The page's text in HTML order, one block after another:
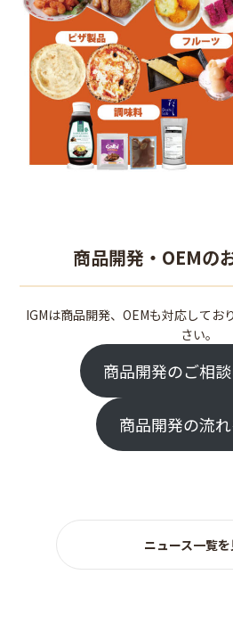
商品開発・OEMの
IGMは商品開発、OEMも対応してお
さい。
商品開発のご相
商品開発の流
ニュース一覧